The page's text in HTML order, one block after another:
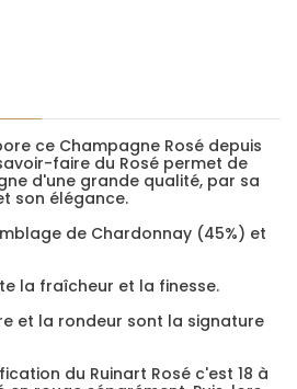
ce Champagne Rosé depuis
faire du Rosé permet de
d'une grande qualité, par sa
son élégance.
de Chardonnay (45%) et
la fraîcheur et la finesse.
et la rondeur sont la signature
du Ruinart Rosé c'est 18 à